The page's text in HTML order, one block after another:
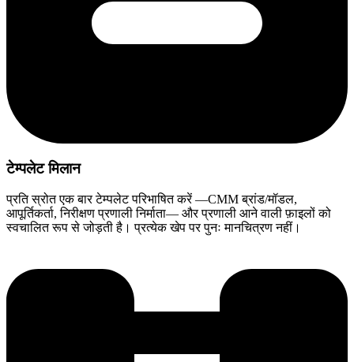
टेम्पलेट मिलान
प्रति स्रोत एक बार टेम्पलेट परिभाषित करें —CMM ब्रांड/मॉडल,
आपूर्तिकर्ता, निरीक्षण प्रणाली निर्माता— और प्रणाली आने वाली फ़ाइलों को
स्वचालित रूप से जोड़ती है। प्रत्येक खेप पर पुनः मानचित्रण नहीं।